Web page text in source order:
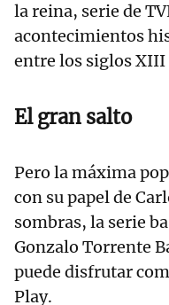
la reina, serie de
acontecimientos
entre los siglos XIII
El gran salto
Pero la máxima
con su papel de
sombras, la serie
Gonzalo Torrente
puede disfrutar
Play.